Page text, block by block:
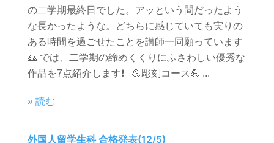
の二学期最終日でした。アッという間だったよう
な長かったような。どちらに感じていても実りの
ある時間を過ごせたことを講師一同願っています
🙏 では、二学期の締めくくりにふさわしい優秀な
作品を7点紹介します❗️ 💪彫刻コース💪 ...
» 読む
外国人留学生科 合格発表(12/5)